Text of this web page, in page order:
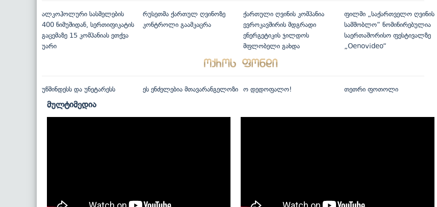
ალკოჰოლური სასმელების
400 ნიმუშიდან, სერთიფიკატის
გაცემაზე 15 კომპანიას ეთქვა
უარი
რუსეთმა ქართულ ღვინოზე
კონტროლი გაამკაცრა
ქართული ღვინის კომპანია
ევროკავშირის მდგრადი
ენერგეტიკის ჯილდოს
მფლობელი გახდა
ფილმი „საქართველო ღვინის
სამშობლო“ ნომინირებულია
საერთაშორისო ფესტივალზე
„Oenovideo“
უწმინდესს და უნეტარესს ეს ენძელებია მთავარანგელოზი ო დედოფალო! თეთრი ფოთოლი
მულტიმედია